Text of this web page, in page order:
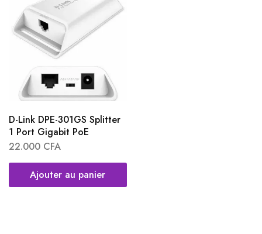
D-Link DPE-301GS Splitter
1 Port Gigabit PoE
22.000 CFA
Ajouter au panier